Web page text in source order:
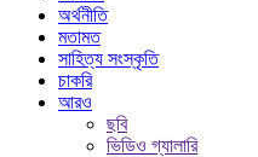
অর্থনীতি
মতামত
সাহিত্য সংস্কৃতি
চাকরি
আরও
ছবি
ভিডিও গ্যালারি